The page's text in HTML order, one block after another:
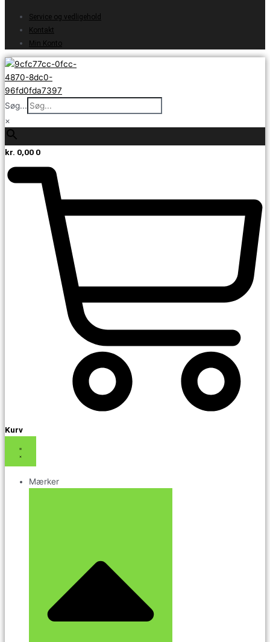
Service og vedligehold
Kontakt
Min Konto
Søg...
×
kr. 0,00 0
Kurv
Mærker